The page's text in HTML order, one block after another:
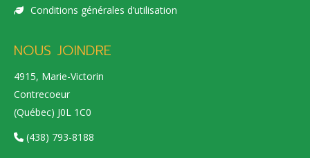
Conditions générales d’utilisation
NOUS JOINDRE
4915, Marie-Victorin
Contrecoeur
(Québec) J0L 1C0
(438) 793-8188